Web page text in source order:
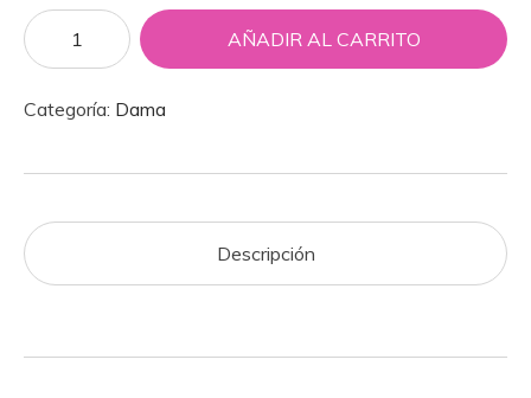
AÑADIR AL CARRITO
Categoría: Dama
Descripción